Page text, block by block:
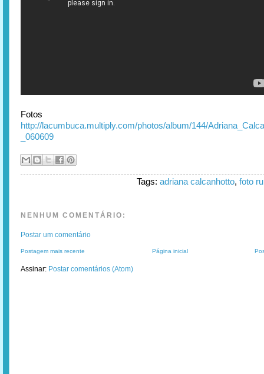
Fotos
http://lacumbuca.multiply.com/photos/album/144/
_060609
Tags: adriana calcanhotto, foto
NENHUM COMENTÁRIO:
Postar um comentário
Postagem mais recente Página inicial
Assinar: Postar comentários (Atom)